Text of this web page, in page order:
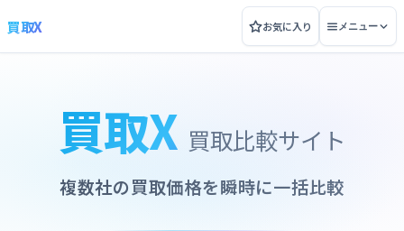
買取X お気に入り メニュー
買取X 買取比較サイト
複数社の買取価格を瞬時に一括比較